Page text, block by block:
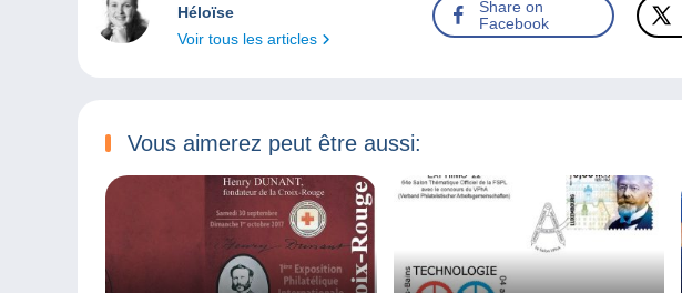
Héloïse
Voir tous les articles
Share on
Facebook
Vous aimerez peut être aussi: